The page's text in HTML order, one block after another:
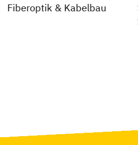
Fiberoptik & Kabelbau